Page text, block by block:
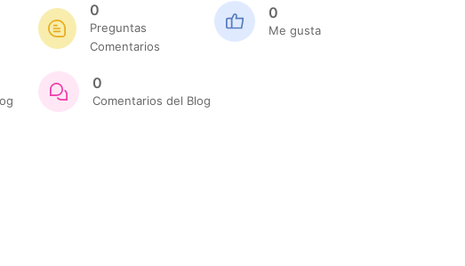
0
Preguntas
Comentarios
0
Me gusta
0
Comentarios del Blog